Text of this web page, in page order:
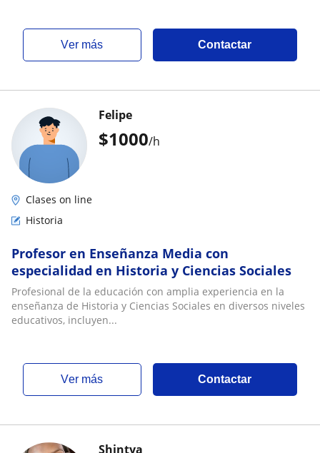
ver más Contactar
$1000/h
Felipe
Clases on line
Historia
Profesor en Enseñanza Media con
especialidad en Historia y Ciencias Sociales
Profesional de la educación con amplia experiencia en la
enseñanza de Historia y Ciencias Sociales en diversos niveles
educativos, incluyen...
ver más Contactar
Shintya